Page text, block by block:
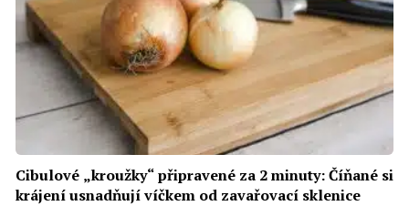
Cibulové „kroužky“ připravené za 2 minuty: Číňané si
krájení usnadňují víčkem od zavařovací sklenice